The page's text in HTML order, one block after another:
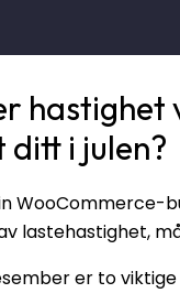
i julen?
WooCommerce-
lastehastighet,
er to